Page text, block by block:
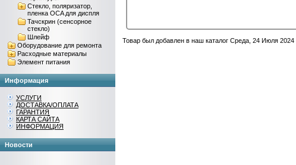
Стекло, поляризатор,
пленка OCA для диспля
Тачскрин (сенсорное
стекло)
Шлейф
Оборудование для ремонта
Расходные материалы
Элемент питания
Информация
УСЛУГИ
ДОСТАВКА/ОПЛАТА
ГАРАНТИЯ
КАРТА САЙТА
ИНФОРМАЦИЯ
Новости
Товар был добавлен в наш каталог Среда, 24 Июля 2024